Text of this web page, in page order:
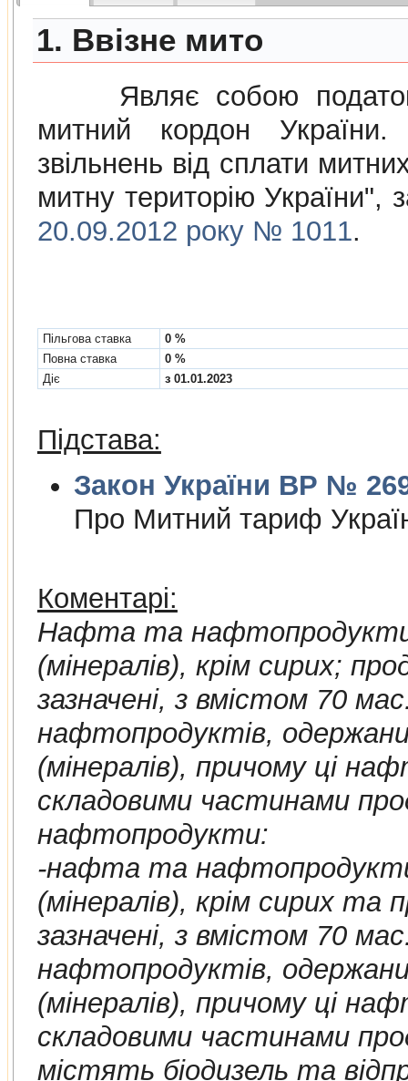
1. Ввізне мито
Являє собою податок
митний кордон
звiльнень вiд сплати
митну територiю України",
20.09.2012 року № 1011.
Пільгова ставка
0 %
Повна ставка
0 %
Діє
з 01.01.2023
Підстава:
Закон України ВР №
Про Митний тариф
Коментарі:
Нафта та
(мiнералiв), крiм сирих;
зазначенi, з вмiстом 70
нафтопродуктiв, одержаних з бiтумiнозних порiд
(мiнералiв), причому цi
складовими частинами
нафтопродукти:
-нафта та нафтопродукти, одержанi з
(мiнералiв), крiм сирих та продукти, в iншому мiсцi не
зазначенi, з вмiстом 70 мас.% або
нафтопродуктiв, одержаних з бiтумiнозних порiд
(мiнералiв), причому цi нафтопродукти є основними
складовими частинами продуктiв, за винятком тих, що